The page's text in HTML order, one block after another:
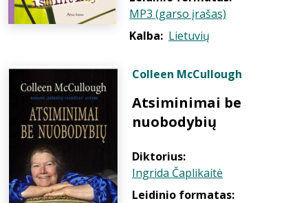
MP3 (garso įrašas)
Kalba: Lietuvių
Colleen McCullough
Atsiminimai be
nuobodybių
Diktorius:
Ingrida Čaplikaitė
Leidinio formatas: